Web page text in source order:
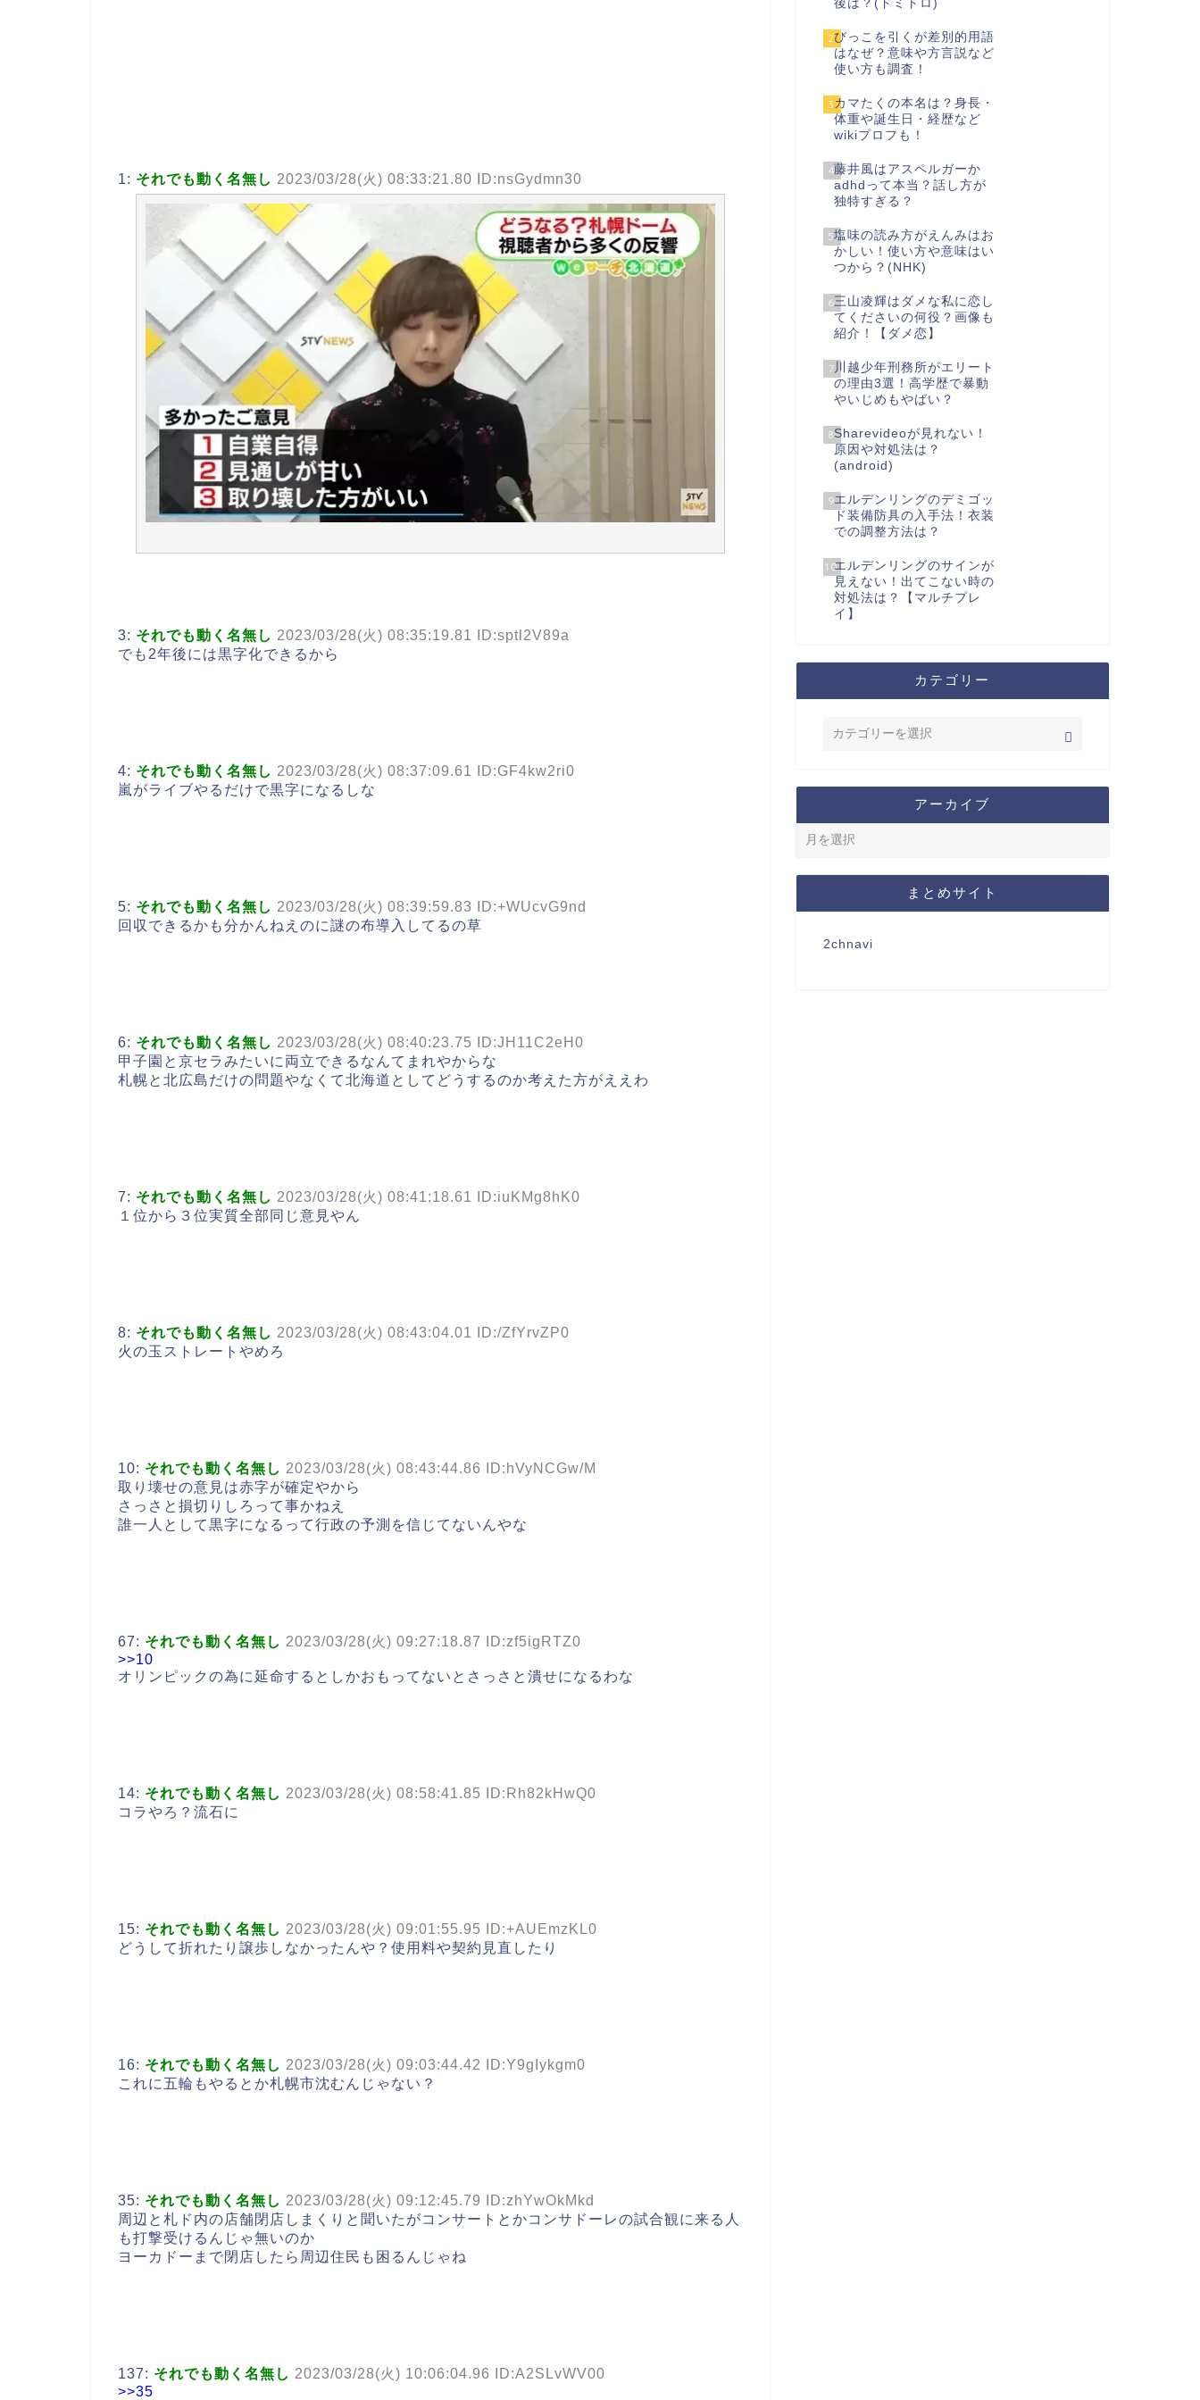
1: それでも動く名無し 2023/03/28(火) 08:33:21.80 ID:nsGydmn30
3: それでも動く名無し 2023/03/28(火) 08:35:19.81 ID:sptl2V89a
でも2年後には黒字化できるから
4: それでも動く名無し 2023/03/28(火) 08:37:09.61 ID:GF4kw2ri0
嵐がライブやるだけで黒字になるしな
5: それでも動く名無し 2023/03/28(火) 08:39:59.83 ID:+WUcvG9nd
回収できるかも分かんねえのに謎の布導入してるの草
6: それでも動く名無し 2023/03/28(火) 08:40:23.75 ID:JH11C2eH0
甲子園と京セラみたいに両立できるなんてまれやからな
札幌と北広島だけの問題やなくて北海道としてどうするのか考えた方がええわ
7: それでも動く名無し 2023/03/28(火) 08:41:18.61 ID:iuKMg8hK0
１位から３位実質全部同じ意見やん
8: それでも動く名無し 2023/03/28(火) 08:43:04.01 ID:/ZfYrvZP0
火の玉ストレートやめろ
10: それでも動く名無し 2023/03/28(火) 08:43:44.86 ID:hVyNCGw/M
取り壊せの意見は赤字が確定やから
さっさと損切りしろって事かねえ
誰一人として黒字になるって行政の予測を信じてないんやな
67: それでも動く名無し 2023/03/28(火) 09:27:18.87 ID:zf5igRTZ0
>>10
オリンピックの為に延命するとしかおもってないとさっさと潰せになるわな
14: それでも動く名無し 2023/03/28(火) 08:58:41.85 ID:Rh82kHwQ0
コラやろ？流石に
15: それでも動く名無し 2023/03/28(火) 09:01:55.95 ID:+AUEmzKL0
どうして折れたり譲歩しなかったんや？使用料や契約見直したり
16: それでも動く名無し 2023/03/28(火) 09:03:44.42 ID:Y9gIykgm0
これに五輪もやるとか札幌市沈むんじゃない？
35: それでも動く名無し 2023/03/28(火) 09:12:45.79 ID:zhYwOkMkd
周辺と札ド内の店舗閉店しまくりと聞いたがコンサートとかコンサドーレの試合観に来る人
も打撃受けるんじゃ無いのか
ヨーカドーまで閉店したら周辺住民も困るんじゃね
137: それでも動く名無し 2023/03/28(火) 10:06:04.96 ID:A2SLvWV00
>>35
後は？(ドミトロ)
2びっこを引くが差別的用語
はなぜ？意味や方言説など
使い方も調査！
3カマたくの本名は？身長・
体重や誕生日・経歴など
wikiプロフも！
4藤井風はアスペルガーか
adhdって本当？話し方が
独特すぎる？
5塩味の読み方がえんみはお
かしい！使い方や意味はい
つから？(NHK)
6三山凌輝はダメな私に恋し
てくださいの何役？画像も
紹介！【ダメ恋】
7川越少年刑務所がエリート
の理由3選！高学歴で暴動
やいじめもやばい？
8Sharevideoが見れない！
原因や対処法は？
(android)
9エルデンリングのデミゴッ
ド装備防具の入手法！衣装
での調整方法は？
10エルデンリングのサインが
見えない！出てこない時の
対処法は？【マルチプレ
イ】
カテゴリー
アーカイブ
まとめサイト
2chnavi